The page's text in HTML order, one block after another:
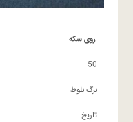
روی سکه
50
برگ بلوط
تاریخ